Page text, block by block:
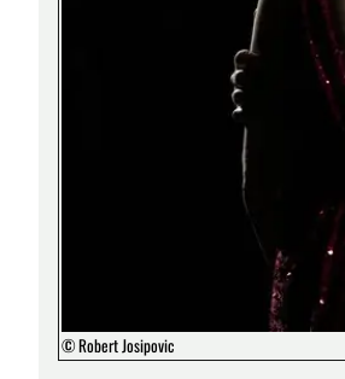
© Robert Josipovic